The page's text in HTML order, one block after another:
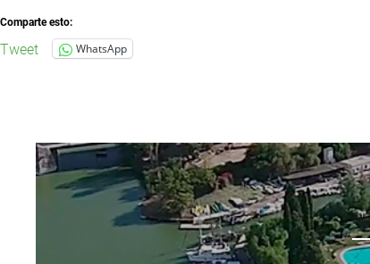
Comparte esto:
Tweet WhatsApp